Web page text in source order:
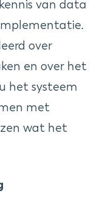
van data
over
en over het
het systeem
met
wat het